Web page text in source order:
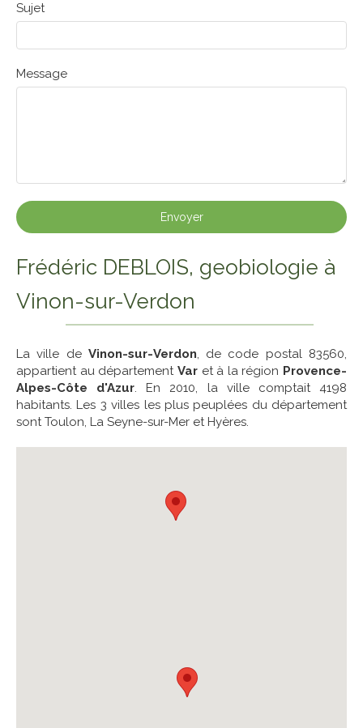
Sujet
Message
Envoyer
Frédéric DEBLOIS, geobiologie à
Vinon-sur-Verdon
La ville de Vinon-sur-Verdon, de code postal 83560,
appartient au département Varet à la région Provence-
Alpes-Côte d'Azur. En 2010, la ville comptait 4198
habitants. Les 3 villes les plus peuplées du département
sont Toulon, La Seyne-sur-Mer et Hyères.